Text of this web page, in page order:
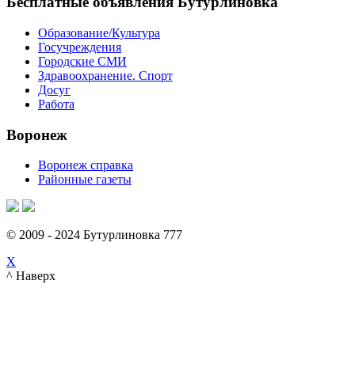
Образование/Культура
Госучреждения
Городские СМИ
Здравоохранение. Спорт
Досуг
Работа
Воронеж
Воронеж справка
Районные газеты
© 2009 - 2024 Бутурлиновка 777
X
^ Наверх